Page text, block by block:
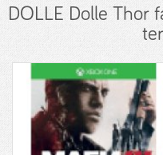
DOLLE Dolle Thor